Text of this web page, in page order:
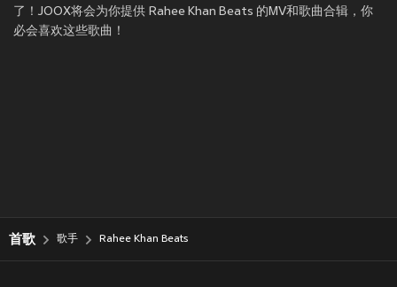
了！JOOX将会为你提供 Rahee Khan Beats 的MV和歌曲合辑，你
必会喜欢这些歌曲！
首歌 歌手 Rahee Khan Beats